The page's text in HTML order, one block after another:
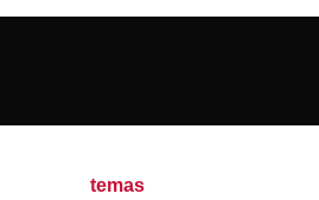
temas